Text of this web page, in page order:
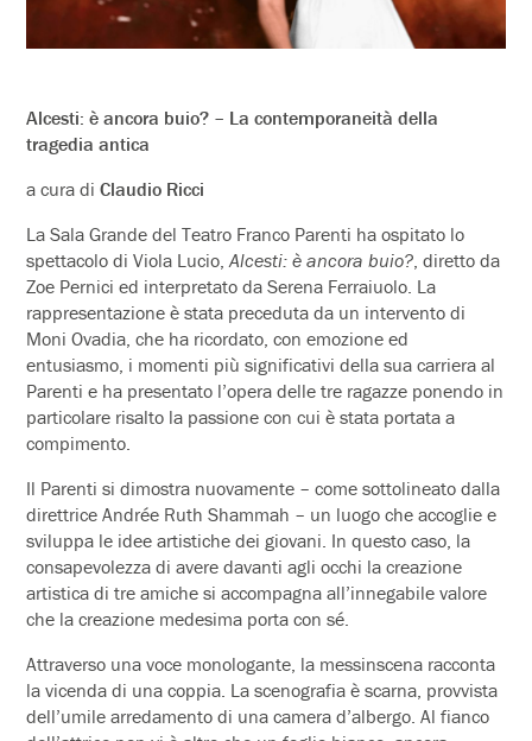
Alcesti: è ancora buio? – La contemporaneità della
tragedia antica
a cura diClaudio Ricci
La Sala Grande del Teatro Franco Parenti ha ospitato lo
spettacolo di Viola Lucio,Alcesti: è ancora buio? , diretto da
Zoe Pernici ed interpretato da Serena Ferraiuolo. La
rappresentazione è stata preceduta da un intervento di
Moni Ovadia, che ha ricordato, con emozione ed
entusiasmo, i momenti più significativi della sua carriera al
Parenti e ha presentato l’opera delle tre ragazze ponendo in
particolare risalto la passione con cui è stata portata a
compimento.
Il Parenti si dimostra nuovamente – come sottolineato dalla
direttrice Andrée Ruth Shammah – un luogo che accoglie e
sviluppa le idee artistiche dei giovani. In questo caso, la
consapevolezza di avere davanti agli occhi la creazione
artistica di tre amiche si accompagna all’innegabile valore
che la creazione medesima porta con sé.
Attraverso una voce monologante, la messinscena racconta
la vicenda di una coppia. La scenografia è scarna, provvista
dell’umile arredamento di una camera d’albergo. Al fianco